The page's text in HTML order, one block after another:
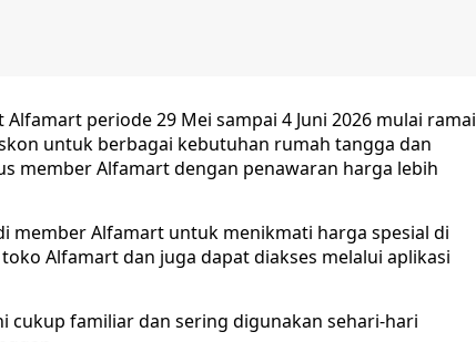
periode 29 Mei sampai 4 Juni 2026 mulai ramai
untuk berbagai kebutuhan rumah tangga dan
member Alfamart dengan penawaran harga lebih
member Alfamart untuk menikmati harga spesial di
Alfamart dan juga dapat diakses melalui aplikasi
cukup familiar dan sering digunakan sehari-hari